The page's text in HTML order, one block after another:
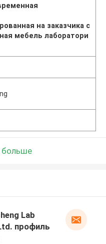
на заказчика с
мебель лаборатори
больше
Lab
профиль